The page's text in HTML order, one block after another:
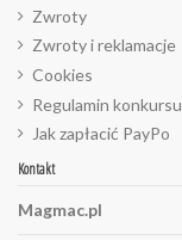
Zwroty
Zwroty i reklamacje
Cookies
Regulamin konkursu
Jak zapłacić PayPo
Kontakt
Magmac.pl